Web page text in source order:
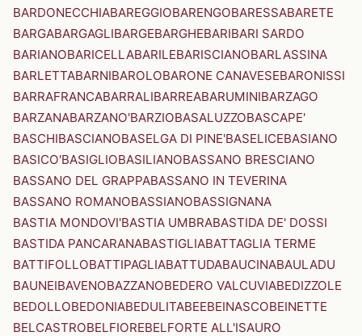
BARDONECCHIABAREGGIOBARENGOBARESSABARETE
BARGABARGAGLIBARGEBARGHEBARIBARI SARDO
BARIANOBARICELLABARILEBARISCIANOBARLASSINA
BARLETTABARNIBAROLOBARONE CANAVESEBARONISSI
BARRAFRANCABARRALIBARREABARUMINIBARZAGO
BARZANABARZANO'BARZIOBASALUZZOBASCAPE'
BASCHIBASCIANOBASELGA DI PINE'BASELICEBASIANO
BASICO'BASIGLIOBASILIANOBASSANO BRESCIANO
BASSANO DEL GRAPPABASSANO IN TEVERINA
BASSANO ROMANOBASSIANOBASSIGNANA
BASTIA MONDOVI'BASTIA UMBRABASTIDA DE' DOSSI
BASTIDA PANCARANABASTIGLIABATTAGLIA TERME
BATTIFOLLOBATTIPAGLIABATTUDABAUCINABAULADU
BAUNEIBAVENOBAZZANOBEDERO VALCUVIABEDIZZOLE
BEDOLLOBEDONIABEDULITABEEBEINASCOBEINETTE
BELCASTROBELFIOREBELFORTE ALL'ISAURO